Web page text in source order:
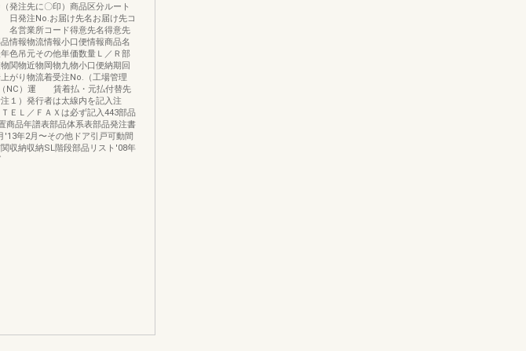
発注先に〇印）商品区分ルート
発注No.お届け先名お届け先コ
営業所コード得意先名得意先
情報物流情報小口便情報商品名
色吊元その他単価数量Ｌ／Ｒ部
関物近物岡物九物小口便納期回
流着受注No.（工場管理
（NC）運 賃着払・元払付替先
１）発行者は太線内を記入注
ＥＬ／ＦＡＸは必ず記入443部品
商品年譜表部品体系表部品発注書
'13年2月〜その他ドア引戸可動間
収納収納SL階段部品リスト'08年